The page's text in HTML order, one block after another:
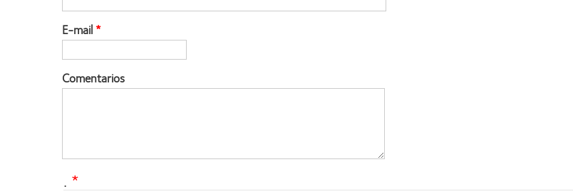
E-mail
Comentarios
.